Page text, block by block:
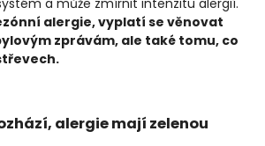
a může zmírnit intenzitu alergií.
alergie, vyplatí se věnovat
zprávám, ale také tomu, co
alergie mají zelenou